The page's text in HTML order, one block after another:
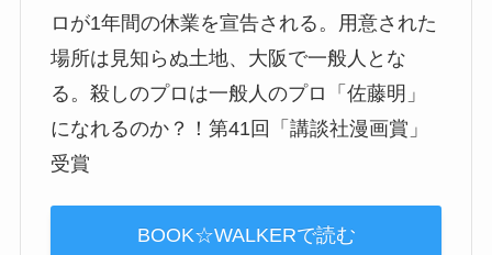
ロが1年間の休業を宣告される。用意された
場所は見知らぬ土地、大阪で一般人とな
る。殺しのプロは一般人のプロ「佐藤明」
になれるのか？！第41回「講談社漫画賞」
受賞
BOOK☆WALKERで読む